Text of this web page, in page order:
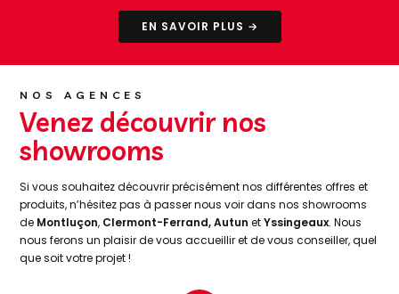
EN SAVOIR PLUS →
NOS AGENCES
Venez découvrir nos
showrooms
Si vous souhaitez découvrir précisément nos différentes offres et
produits, n’hésitez pas à passer nous voir dans nos showrooms
de Montluçon, Clermont-Ferrand,Autun etYssingeaux. Nous
nous ferons un plaisir de vous accueillir et de vous conseiller, quel
que soit votre projet !